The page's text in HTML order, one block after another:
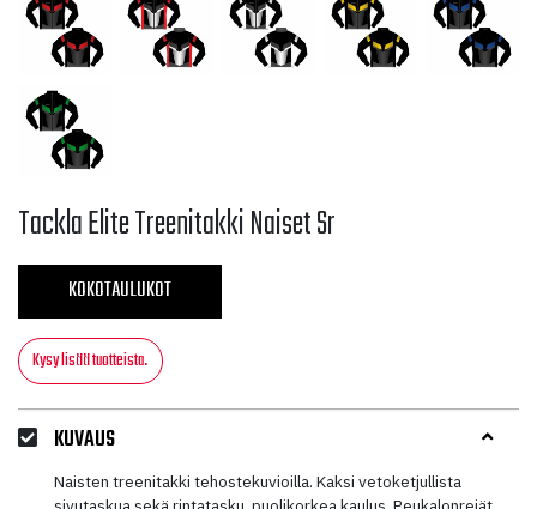
Tackla Elite Treenitakki Naiset Sr
KOKOTAULUKOT
Kysy lisää tuotteista.
KUVAUS
Naisten treenitakki tehostekuvioilla. Kaksi vetoketjullista